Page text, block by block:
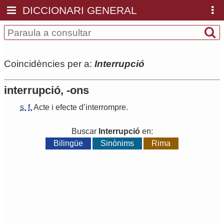
DICCIONARI GENERAL
Coincidències per a: Interrupció
interrupció, -ons
s. f. Acte i efecte d’interrompre.
Buscar Interrupcióen:
Bilingüe
Sinònims Rima